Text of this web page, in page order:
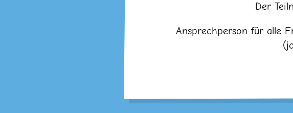
Der
Ansprechperson für alle